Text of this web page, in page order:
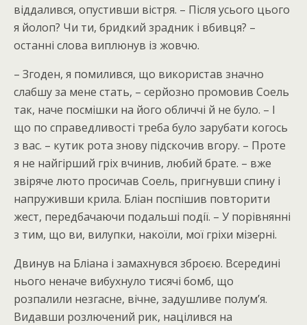
віддалився, опустивши вістря. – Після усього цього
я йолоп? Чи ти, бридкий зрадник і вбивця? –
останні слова виплюнув із жовчю.
– Згоден, я помилився, що використав значно
слабшу за мене стать, – серйозно промовив Соель
так, наче посмішки на його обличчі й не було. – І
що по справедливості треба було зарубати когось
з вас. – кутик рота знову підскочив вгору. – Проте
я не найгірший гріх вчинив, любий брате. – вже
звіряче люто просичав Соель, пригнувши спину і
напруживши крила. Бліан поспішив повторити
жест, передбачаючи подальші події. – У порівнянні
з тим, що ви, вилупки, накоїли, мої гріхи мізерні.
Двинув на Бліана і замахнувся зброєю. Всередині
нього неначе вибухнуло тисячі бомб, що
розпалили незгасне, вічне, задушливе полум’я.
Видавши розлючений рик, націлився на